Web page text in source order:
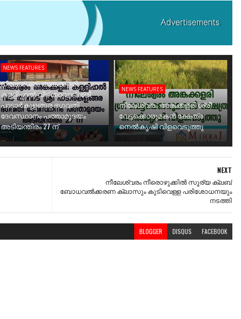
NEWS FEATURES
നീലേശ്വരം അങ്കക്കളരി
കള്ളിപ്പാൽ വീട് തറവാട് ശ്രീ
പാടാർകുളങ്ങര ഭഗവതി
ദേവസ്ഥാനം പത്താമുദയം
അടിയന്തിരം 27 ന്
NEWS FEATURES
നീലേശ്വരം അങ്കക്കളരി ശ്രീ
വേട്ടക്കൊരുമകൻ ക്ഷേത്ര
നെൽകൃഷി വിളവെടുത്തു
NEXT
നീലേശ്വരം നീരൊഴുക്കിൽ സൂര്യ ക്ലബ്
ബോധവൽക്കരണ ക്ലാസും കുടിവെള്ള പരിശോധനയും
നടത്തി
BLOGGER DISQUS FACEBOOK